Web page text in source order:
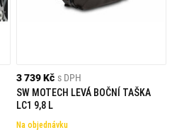
3 739 Kč s DPH
SW MOTECH LEVÁ BOČNÍ TAŠKA
LC1 9,8 L
Na objednávku